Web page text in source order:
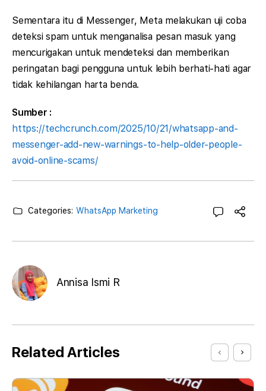
Sementara itu di Messenger, Meta melakukan uji coba
deteksi spam untuk menganalisa pesan masuk yang
mencurigakan untuk mendeteksi dan memberikan
peringatan bagi pengguna untuk lebih berhati-hati agar
tidak kehilangan harta benda.
Sumber :
https://techcrunch.com/2025/10/21/whatsapp-and-
messenger-add-new-warnings-to-help-older-people-
avoid-online-scams/
Categories: WhatsApp Marketing
Annisa Ismi R
Related Articles